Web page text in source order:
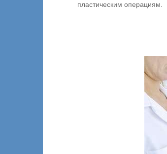
пластическим операциям.